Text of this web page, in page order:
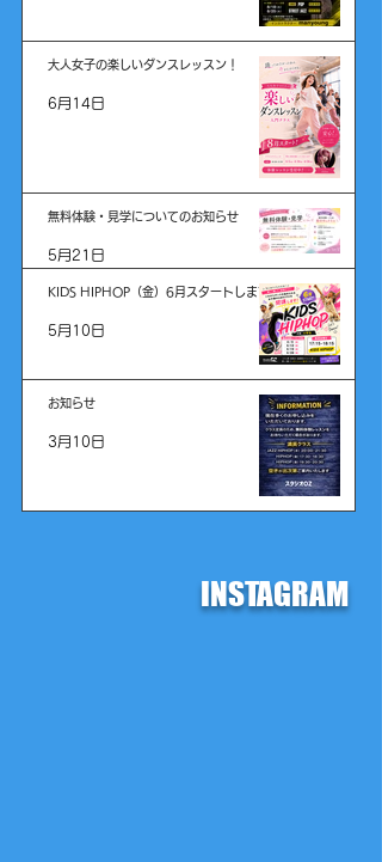
大人女子の楽しいダンスレッスン！
6月14日
無料体験・見学についてのお知らせ
5月21日
KIDS HIPHOP（金）6月スタートします！
5月10日
お知らせ
3月10日
INSTAGRAM